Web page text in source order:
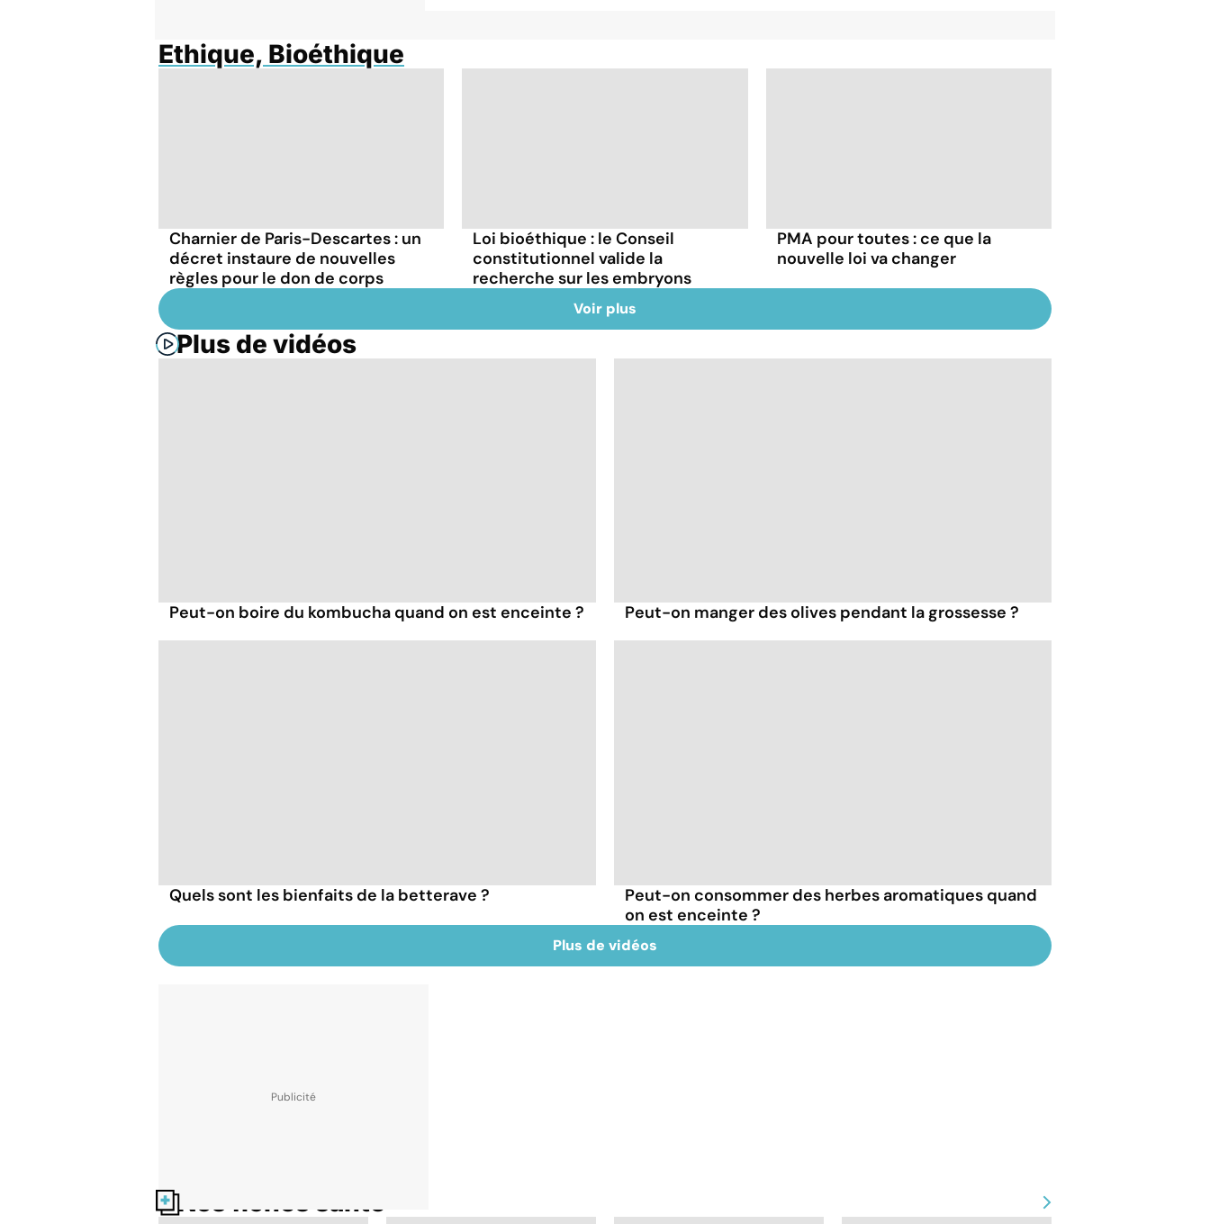
Ethique, Bioéthique
Charnier de Paris-Descartes : un
décret instaure de nouvelles
règles pour le don de corps
Loi bioéthique : le Conseil
constitutionnel valide la
recherche sur les embryons
PMA pour toutes : ce que la
nouvelle loi va changer
Voir plus
Plus de vidéos
Peut-on boire du kombucha quand on est enceinte ? Peut-on manger des olives pendant la grossesse ?
Quels sont les bienfaits de la betterave ?
Peut-on consommer des herbes aromatiques quand
on est enceinte ?
Plus de vidéos
Nos fiches santé